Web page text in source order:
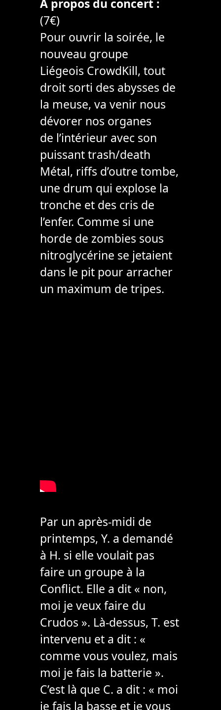
À propos du concert :
(7€)
Pour ouvrir la soirée, le
nouveau groupe
Liégeois CrowdKill, tout
droit sorti des abysses de
la meuse, va venir nous
dévorer nos organes
de l’intérieur avec son
puissant trash/death
Métal, riffs d’outre tombe,
une drum qui explose la
tronche et des cris de
l’enfer. Comme si une
horde de zombies sous
nitroglycérine se jetaient
dans le pit pour arracher
un maximum de tripes.
Par un après-midi de
printemps, Y. a demandé
à H. si elle voulait pas
faire un groupe à la
Conflict. Elle a dit « non,
moi je veux faire du
Crudos ». Là-dessus, T. est
intervenu et a dit : «
comme vous voulez, mais
moi je fais la batterie ».
C’est là que C. a dit : « moi
je fais la basse et je vous